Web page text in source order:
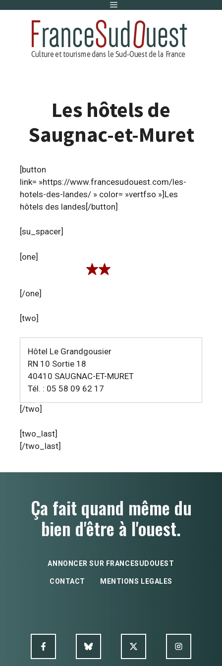
Menu
Les hôtels de
Saugnac-et-Muret
[button
link= »https://www.francesudouest.com/les-
hotels-des-landes/ » color= »vertfso »]Les
hôtels des landes[/button]
[su_spacer]
[one]
[/one]
[two]
Hôtel Le Grandgousier
RN 10 Sortie 18
40410 SAUGNAC-ET-MURET
Tél. : 05 58 09 62 17
[/two]
[two_last]
[/two_last]
Ça fait quand même du
bien d'être à l'ouest.
ANNONCER SUR FRANCESUDOUEST
CONTACT MENTIONS LEGALES